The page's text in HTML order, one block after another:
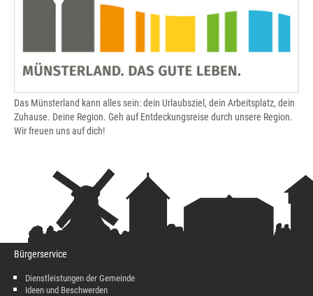
Das Münsterland kann alles sein: dein Urlaubsziel, dein Arbeitsplatz, dein
Zuhause. Deine Region. Geh auf Entdeckungsreise durch unsere Region.
Wir freuen uns auf dich!
Bürgerservice
Dienstleistungen der Gemeinde
Ideen und Beschwerden